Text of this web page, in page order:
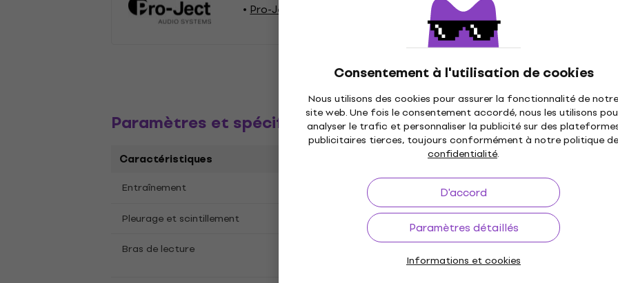
Consentement à l'utilisation de cookies
Nous utilisons des cookies pour assurer la fonctionnalité de notre
site web. Une fois le consentement accordé, nous les utilisons
analyser le trafic et personnaliser la publicité sur des
publicitaires tierces, toujours conformément à notre politique de
confidentialité.
D'accord
Paramètres détaillés
Informations et cookies
Pro-Ject Platines vinyles Pro-Ject Platines vinyle pour la maison
Paramètres et spécifications
Caractéristiques
Entraînement Ceinture de sécurité Variation de vitesse
Pleurage et scintillement 45: ±0.17% Plateau
Bras de lecture
lecture